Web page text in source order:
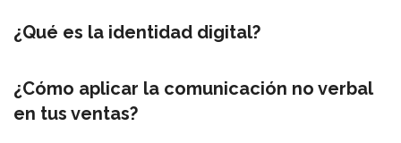
¿Qué es la identidad digital?
¿Cómo aplicar la comunicación no verbal
en tus ventas?